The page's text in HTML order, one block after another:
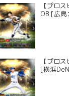
【プロ
OB [広
【プロ
[横浜